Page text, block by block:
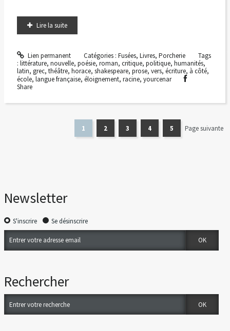
Newsletter
S'inscrire Se désinscrire
Rechercher
Lire la suite
Lien permanent Catégories : Fusées, Livres, Porcherie
Tags
: littérature, nouvelle, poésie, roman, critique, politique, humanités,
latin, grec, théâtre, horace, shakespeare, prose, vers, écriture, à côté,
école, langue française, éloignement, racine, yourcenar
Share
1 2 3 4 5 Page suivante